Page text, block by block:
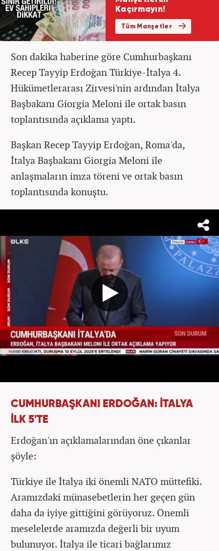
Son dakika haberine göre Cumhurbaşkanı
Recep Tayyip Erdoğan Türkiye-İtalya 4.
Hükümetlerarası Zirvesi'nin ardından İtalya
Başbakanı Giorgia Meloni ile ortak basın
toplantısında açıklama yaptı.
Başkan Recep Tayyip Erdoğan, Roma'da,
İtalya Başbakanı Giorgia Meloni ile
anlaşmaların imza töreni ve ortak basın
toplantısında konuştu.
CUMHURBAŞKANI ERDOĞAN: İTALYA
İLK 5'TE
Erdoğan'ın açıklamalarından öne çıkanlar
şöyle:
Türkiye ile İtalya iki önemli NATO müttefiki.
Aramızdaki münasebetlerin her geçen gün
daha da iyiye gittiğini görüyoruz. Önemli
meselelerde aramızda değerli bir uyum
bulunuyor. İtalya ile ticari bağlarımız